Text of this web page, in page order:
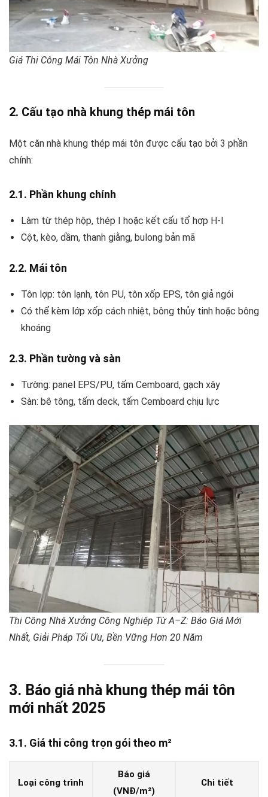
Giá Thi Công Mái Tôn Nhà Xưởng
2. Cấu tạo nhà khung thép mái tôn
Một căn nhà khung thép mái tôn được cấu tạo bởi 3 phần
chính:
2.1. Phần khung chính
Làm từ thép hộp, thép I hoặc kết cấu tổ hợp H-I
Cột, kèo, dầm, thanh giằng, bulong bản mã
2.2. Mái tôn
Tôn lợp: tôn lạnh, tôn PU, tôn xốp EPS, tôn giả ngói
Có thể kèm lớp xốp cách nhiệt, bông thủy tinh hoặc bông
khoáng
2.3. Phần tường và sàn
Tường: panel EPS/PU, tấm Cemboard, gạch xây
Sàn: bê tông, tấm deck, tấm Cemboard chịu lực
Thi Công Nhà Xưởng Công Nghiệp Từ A–Z: Báo Giá Mới
Nhất, Giải Pháp Tối Ưu, Bền Vững Hơn 20 Năm
3. Báo giá nhà khung thép mái tôn
mới nhất 2025
3.1. Giá thi công trọn gói theo m²
Loại công trình
Báo giá
(VNĐ/m²)
Chi tiết